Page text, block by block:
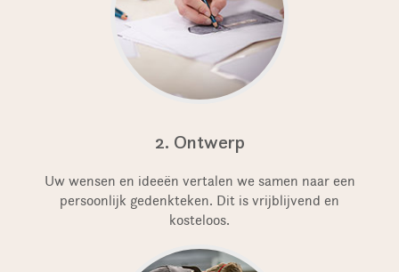
2. Ontwerp
Uw wensen en ideeën vertalen we samen naar een
persoonlijk gedenkteken. Dit is vrijblijvend en
kosteloos.